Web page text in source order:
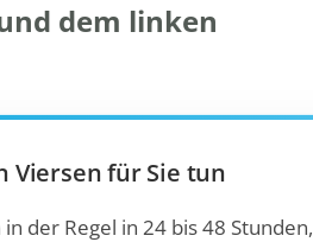
dem linken
Viersen für Sie tun
der Regel in 24 bis 48 Stunden,